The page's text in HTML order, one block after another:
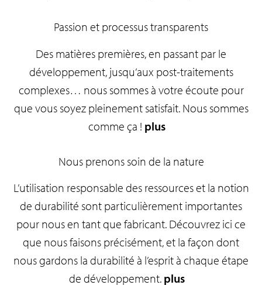
Passion et processus transparents
Des matières premières, en passant par le
développement, jusqu’aux post-traitements
complexes… nous sommes à votre écoute pour
que vous soyez pleinement satisfait. Nous sommes
comme ça ! plus
Nous prenons soin de la nature
L’utilisation responsable des ressources et la notion
de durabilité sont particulièrement importantes
pour nous en tant que fabricant. Découvrez ici ce
que nous faisons précisément, et la façon dont
nous gardons la durabilité à l’esprit à chaque étape
de développement. plus